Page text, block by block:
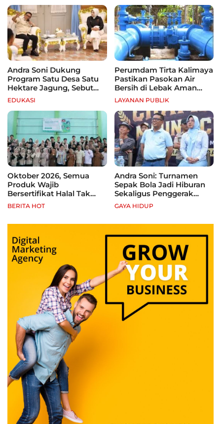
Andra Soni Dukung
Program Satu Desa Satu
Hektare Jagung, Sebut
Banten Punya Peluang
Jadi Sentra Produksi
EDUKASI
Perumdam Tirta Kalimaya
Pastikan Pasokan Air
Bersih di Lebak Aman
Selama Kemarau
LAYANAN PUBLIK
Oktober 2026, Semua
Produk Wajib
Bersertifikat Halal Tak
Kantongi Sertifikat Halal,
Pelaku Usaha Terancam
BERITA HOT
Andra Soni: Turnamen
Sepak Bola Jadi Hiburan
Sekaligus Penggerak
Ekonomi Rakyat
GAYA HIDUP